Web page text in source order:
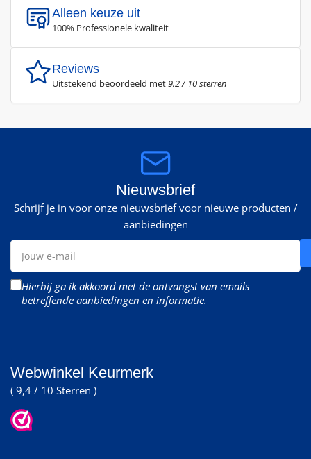
Alleen keuze uit
100% Professionele kwaliteit
Reviews
Uitstekend beoordeeld met9,2 / 10 sterren
Nieuwsbrief
Schrijf je in voor onze nieuwsbrief voor nieuwe producten /
aanbiedingen
Jouw
mail
Hierbij ga ik akkoord met de ontvangst van emails
betreffende aanbiedingen en informatie.
Webwinkel Keurmerk
( 9,4 / 10 Sterren )